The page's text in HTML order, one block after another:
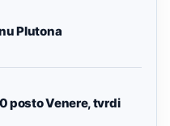
Plutona
posto Venere, tvrdi